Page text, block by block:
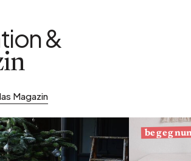
&
Magazin